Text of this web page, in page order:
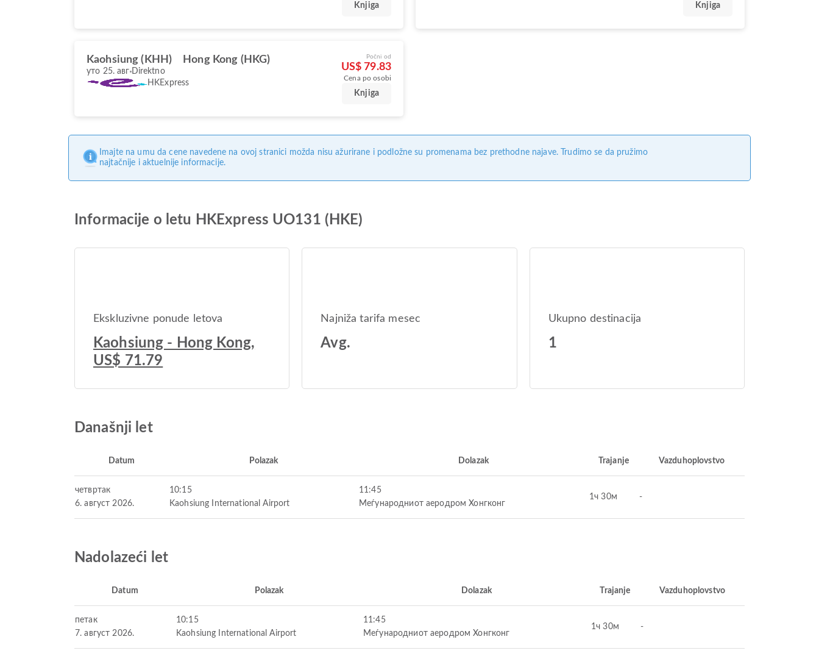
Knjiga Knjiga
Kaohsiung (KHH) Hong Kong (HKG)
уто 25. авг Direktno
HKExpress
Počni od
US$ 79.83
Cena po osobi
Knjiga
Imajte na umu da cene navedene na ovoj stranici možda nisu ažurirane i podložne su promenama bez prethodne najave. Trudimo se da pružimo
najtačnije i aktuelnije informacije.
Informacije o letu HKExpress UO131 (HKE)
Ekskluzivne ponude letova
Kaohsiung - Hong Kong,
US$ 71.79
Najniža tarifa mesec
Avg.
Ukupno destinacija
1
Današnji let
Datum Polazak Dolazak Trajanje Vazduhoplovstvo
четвртак
6. август 2026.
10:15
Kaohsiung International Airport
11:45
Меѓународниот аеродром Хонгконг
1ч 30м -
Nadolazeći let
Datum Polazak Dolazak Trajanje Vazduhoplovstvo
петак
7. август 2026.
10:15
Kaohsiung International Airport
11:45
Меѓународниот аеродром Хонгконг
1ч 30м -